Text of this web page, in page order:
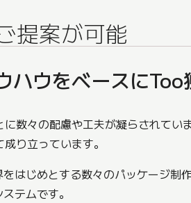
提案が可能
ハウをベースにToo
数々の配慮や工夫が凝らされてい
り立っています。
はじめとする数々のパッケージ制
テムです。